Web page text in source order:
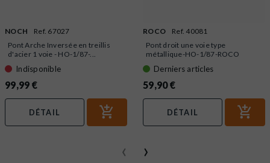
NOCH
Ref. 67027
Pont Arche Inversée en treillis
d'acier 1 voie - HO-1/87-...
Indisponible
99,99 €
DÉTAIL
ROCO
Ref. 40081
Pont droit une voie type
métallique-HO-1/87-ROCO
40081
Derniers articles
59,90 €
DÉTAIL
‹ ›